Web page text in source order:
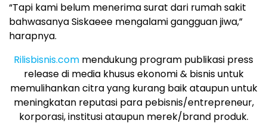
“Tapi kami belum menerima surat dari rumah sakit
bahwasanya Siskaeee mengalami gangguan jiwa,”
harapnya.
Rilisbisnis.com mendukung program publikasi press
release di media khusus ekonomi & bisnis untuk
memulihankan citra yang kurang baik ataupun untuk
meningkatan reputasi para pebisnis/entrepreneur,
korporasi, institusi ataupun merek/brand produk.